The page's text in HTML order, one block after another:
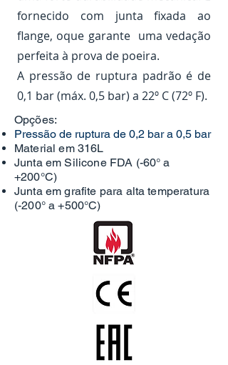
fornecido com junta fixada ao
flange, oque garante uma vedação
perfeita à prova de poeira.
A pressão de ruptura padrão é de
0,1 bar (máx. 0,5 bar) a 22º C (72º F).
Opções:
Pressão de ruptura de 0,2 bar a 0,5 bar
Material em 316L
Junta em Silicone FDA (-60°a
+200°C)
Junta em grafite para alta temperatura
(-200° a +500°C)